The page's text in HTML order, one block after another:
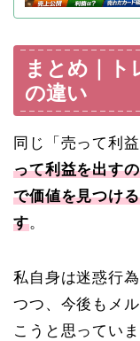
まとめ｜ト
の違い
同じ「売って利
って利益を出す
で価値を見つけ
す。
私自身は迷惑行
つつ、今後もメ
こうと思っていま